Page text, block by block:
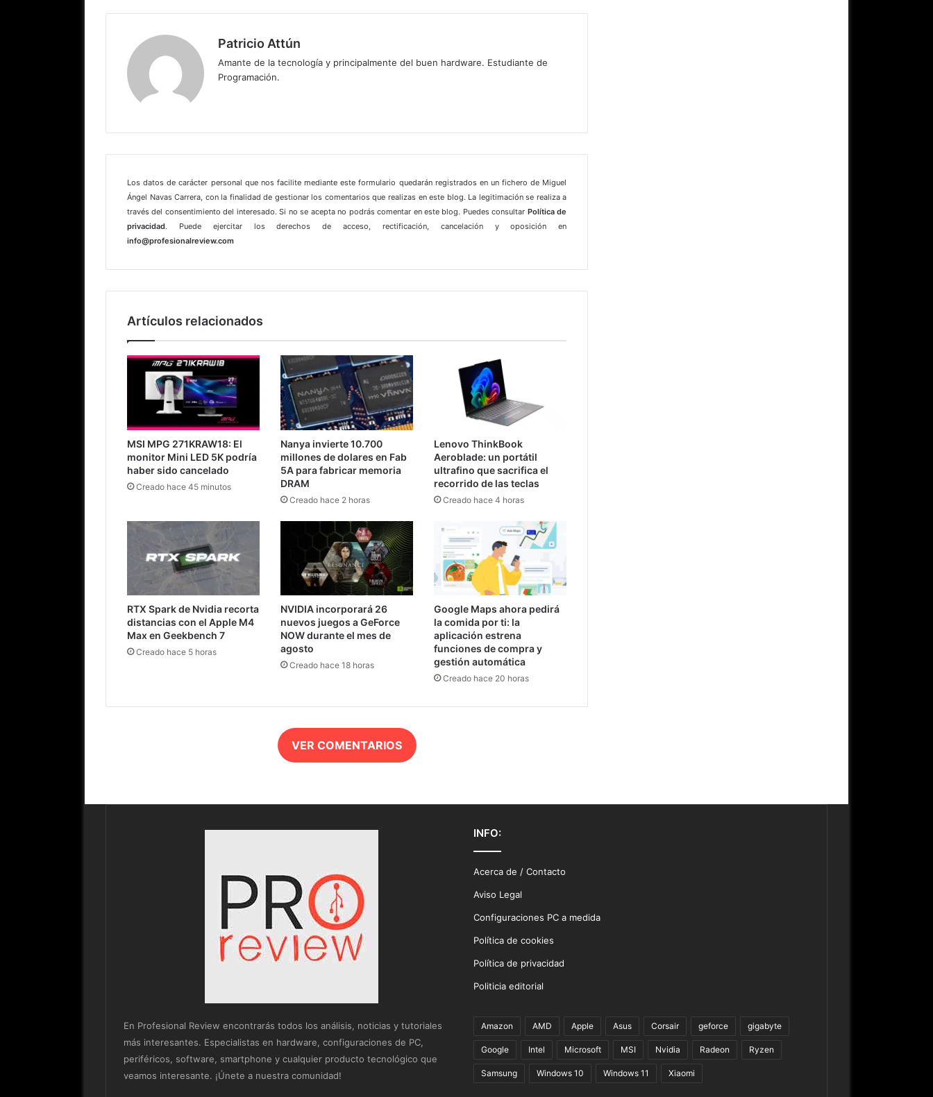
Patricio Attún
Amante de la tecnología y principalmente del buen hardware. Estudiante de
Programación.
Los datos de carácter personal que nos facilite mediante este formulario quedarán registrados en un fichero de Miguel
Ángel Navas Carrera, con la finalidad de gestionar los comentarios que realizas en este blog. La legitimación se realiza a
través del consentimiento del interesado. Si no se acepta no podrás comentar en este blog. Puedes consultar Política de
privacidad. Puede ejercitar los derechos de acceso, rectificación, cancelación y oposición en
info@profesionalreview.com
Artículos relacionados
MSI MPG 271KRAW18: El
monitor Mini LED 5K podría
haber sido cancelado
Creado hace 45 minutos
Nanya invierte 10.700
millones de dolares en Fab
5A para fabricar memoria
DRAM
Creado hace 2 horas
Lenovo ThinkBook
Aeroblade: un portátil
ultrafino que sacrifica el
recorrido de las teclas
Creado hace 4 horas
RTX Spark de Nvidia recorta
distancias con el Apple M4
Max en Geekbench 7
Creado hace 5 horas
NVIDIA incorporará 26
nuevos juegos a GeForce
NOW durante el mes de
agosto
Creado hace 18 horas
Google Maps ahora pedirá
la comida por ti: la
aplicación estrena
funciones de compra y
gestión automática
Creado hace 20 horas
VER COMENTARIOS
En Profesional Review encontrarás todos los análisis, noticias y tutoriales
más interesantes. Especialistas en hardware, configuraciones de PC,
periféricos, software, smartphone y cualquier producto tecnológico que
veamos interesante. ¡Únete a nuestra comunidad!
INFO:
Acerca de / Contacto
Aviso Legal
Configuraciones PC a medida
Política de cookies
Política de privacidad
Politicia editorial
Amazon AMD Apple Asus Corsair geforce gigabyte
Google Intel Microsoft MSI Nvidia Radeon Ryzen
Samsung Windows 10 Windows 11 Xiaomi